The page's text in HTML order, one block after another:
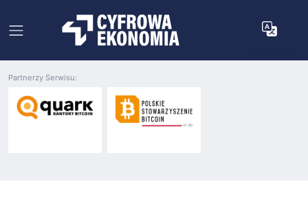
Partnerzy Serwisu: